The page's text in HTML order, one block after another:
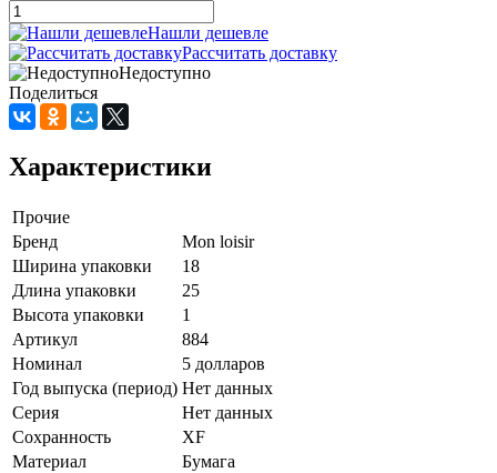
Нашли дешевле
Рассчитать доставку
Недоступно
Поделиться
Характеристики
Прочие
Бренд
Mon loisir
Ширина упаковки
18
Длина упаковки
25
Высота упаковки
1
Артикул
884
Номинал
5 долларов
Год выпуска (период) Нет данных
Серия
Нет данных
Сохранность
XF
Материал
Бумага